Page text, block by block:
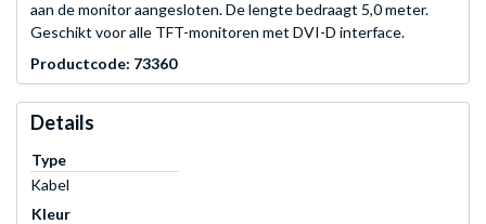
aan de monitor aangesloten. De lengte bedraagt 5,0 meter.
Geschikt voor alle TFT-monitoren met DVI-D interface.
Productcode: 73360
Details
Type
Kabel
Kleur